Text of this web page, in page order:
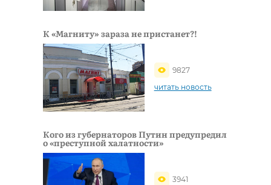
К «Магниту» зараза не пристанет?!
9827
читать новость
Кого из губернаторов Путин предупредил
о «преступной халатности»
3941